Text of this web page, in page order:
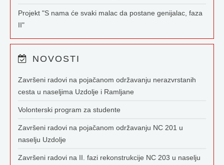
Projekt "S nama će svaki malac da postane genijalac, faza
II"
NOVOSTI
Završeni radovi na pojačanom održavanju nerazvrstanih
cesta u naseljima Uzdolje i Ramljane
Volonterski program za studente
Završeni radovi na pojačanom održavanju NC 201 u
naselju Uzdolje
Završeni radovi na II. fazi rekonstrukcije NC 203 u naselju